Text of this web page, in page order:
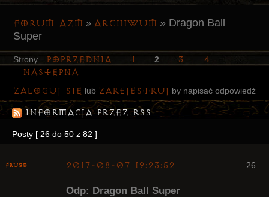
Forum AZM » Archiwum » Dragon Ball
Super
Strony Poprzednia 1 2 3
4
Następna
Zaloguj się lub zarejestruj by napisać odpowiedź
Informacja przez RSS
Posty [ 26 do 50 z 82 ]
26
Frugo 2017-08-07 19:23:52
Odp: Dragon Ball Super